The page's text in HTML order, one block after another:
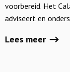
de
zomervakantie
voorbereid. Het
adviseert en
Lees meer